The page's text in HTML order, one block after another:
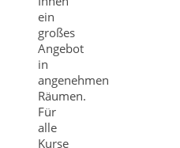
ein
großes
Angebot
in
angenehmen
Räumen.
Für
alle
Kurse